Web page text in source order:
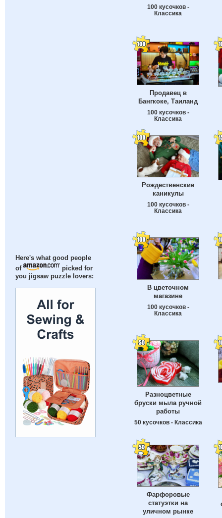
Here's what good people
of
picked for
you jigsaw puzzle lovers:
100 кусочков -
Классика
Продавец в
Бангкоке, Таиланд
100 кусочков -
Классика
Рождественские
каникулы
100 кусочков -
Классика
В цветочном
магазине
100 кусочков -
Классика
Разноцветные
бруски мыла ручной
работы
50 кусочков - Классика
Фарфоровые
статуэтки на
уличном рынке